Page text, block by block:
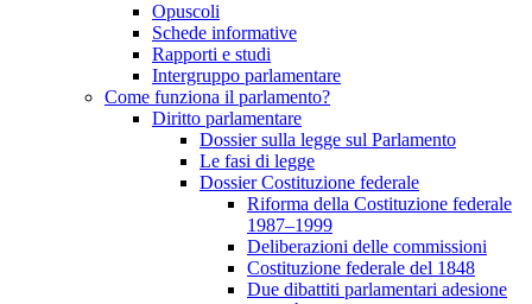
Opuscoli
Schede informative
Rapporti e studi
Intergruppo parlamentare
Come funziona il parlamento?
Diritto parlamentare
Dossier sulla legge sul Parlamento
Le fasi di legge
Dossier Costituzione federale
Riforma della Costituzione federale
1987–1999
Deliberazioni delle commissioni
Costituzione federale del 1848
Due dibattiti parlamentari adesione